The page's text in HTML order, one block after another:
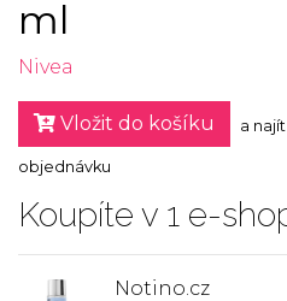
ml
Nivea
Vložit do košíku a
objednávku
Koupíte v 1 e-
Notino.cz